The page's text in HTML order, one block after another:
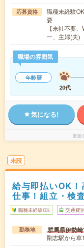
応募資格
職種未経験
要
【来社不要
ー、主婦(夫
職場の雰囲気
年齢層
20代
気になる!
派遣
未読
給与即払いOK
仕事！組立・検
職種未経験OK 交通費
勤務地 群馬県伊勢
剛志駅から車